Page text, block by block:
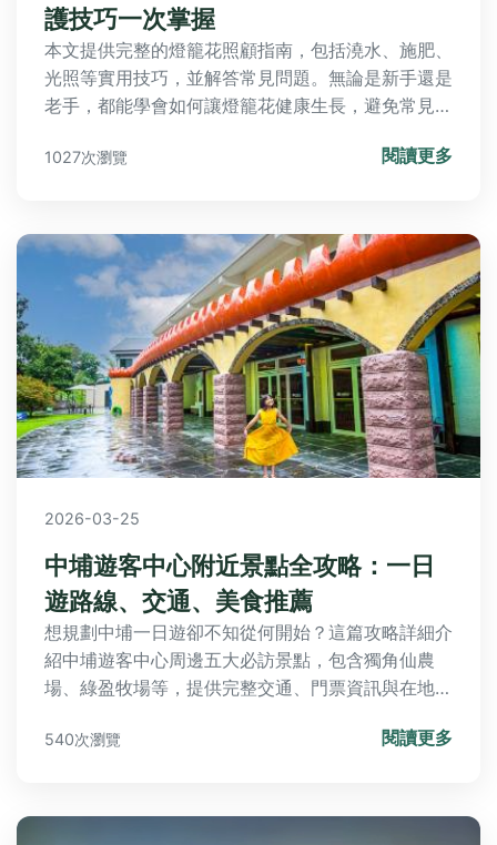
護技巧一次掌握
本文提供完整的燈籠花照顧指南，包括澆水、施肥、
光照等實用技巧，並解答常見問題。無論是新手還是
老手，都能學會如何讓燈籠花健康生長，避免常見錯
照顧燈籠花。
1027次瀏覽 閱讀更多
2026-03-25
中埔遊客中心附近景點全攻略：一日
遊路線、交通、美食推薦
想規劃中埔一日遊卻不知從何開始？這篇攻略詳細介
紹中埔遊客中心周邊五大必訪景點，包含獨角仙農
場、綠盈牧場等，提供完整交通、門票資訊與在地美
540次瀏覽 閱讀更多